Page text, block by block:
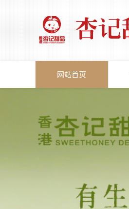
网站首页